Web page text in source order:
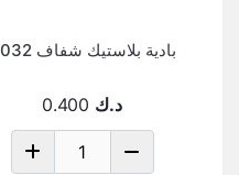
بادية بلاستيك شفاف 4032
د.ك 0.400